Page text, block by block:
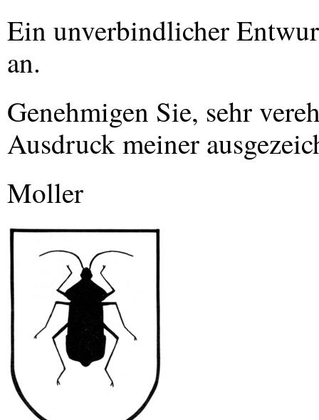
Ein unverbindlicher
an.
Genehmigen Sie, sehr
Ausdruck meiner
Moller